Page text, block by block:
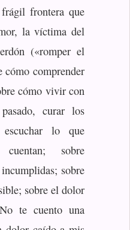
frontera que
la víctima del
(«romper el
comprender
cómo vivir con
curar los
lo que
sobre
sobre
sobre el dolor
te cuento una